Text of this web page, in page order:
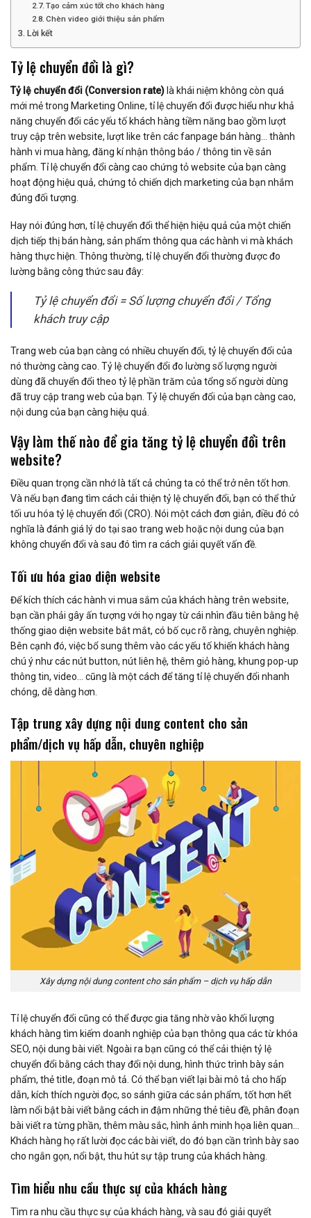
Tạo cảm xúc tốt cho khách hàng
Chèn video giới thiệu sản phẩm
Lời kết
Tỷ lệ chuyển đổi là gì?
Tỷ lệ chuyển đổi (Conversion rate) là khái niệm không còn quá
mới mẻ trong Marketing Online, tỉ lệ chuyển đổi được hiểu như khả
năng chuyển đổi các yếu tố khách hàng tiềm năng bao gồm lượt
truy cập trên website, lượt like trên các fanpage bán hàng… thành
hành vi mua hàng, đăng kí nhận thông báo / thông tin về sản
phẩm. Tỉ lệ chuyển đổi càng cao chứng tỏ website của bạn càng
hoạt động hiệu quả, chứng tỏ chiến dịch marketing của bạn nhắm
đúng đối tượng.
Hay nói đúng hơn, tỉ lệ chuyển đổi thể hiện hiệu quả của một chiến
dịch tiếp thị bán hàng, sản phẩm thông qua các hành vi mà khách
hàng thực hiện. Thông thường, tỉ lệ chuyển đổi thường được đo
lường bằng công thức sau đây:
Tỷ lệ chuyển đổi = Số lượng chuyển đổi / Tổng
khách truy cập
Trang web của bạn càng có nhiều chuyển đổi, tỷ lệ chuyển đổi của
nó thường càng cao. Tỷ lệ chuyển đổi đo lường số lượng người
dùng đã chuyển đổi theo tỷ lệ phần trăm của tổng số người dùng
đã truy cập trang web của bạn. Tỷ lệ chuyển đổi của bạn càng cao,
nội dung của bạn càng hiệu quả.
Vậy làm thế nào để gia tăng tỷ lệ chuyển đổi trên
website?
Điều quan trọng cần nhớ là tất cả chúng ta có thể trở nên tốt hơn.
Và nếu bạn đang tìm cách cải thiện tỷ lệ chuyển đổi, bạn có thể thử
tối ưu hóa tỷ lệ chuyển đổi (CRO). Nói một cách đơn giản, điều đó có
nghĩa là đánh giá lý do tại sao trang web hoặc nội dung của bạn
không chuyển đổi và sau đó tìm ra cách giải quyết vấn đề.
Tối ưu hóa giao diện website
Để kích thích các hành vi mua sắm của khách hàng trên website,
bạn cần phải gây ấn tượng với họ ngay từ cái nhìn đầu tiên bằng hệ
thống giao diện website bắt mắt, có bố cục rõ ràng, chuyên nghiệp.
Bên cạnh đó, việc bổ sung thêm vào các yếu tố khiến khách hàng
chú ý như các nút button, nút liên hệ, thêm giỏ hàng, khung pop-up
thông tin, video… cũng là một cách để tăng tỉ lệ chuyển đổi nhanh
chóng, dễ dàng hơn.
Tập trung xây dựng nội dung content cho sản
phẩm/dịch vụ hấp dẫn, chuyên nghiệp
Xây dựng nội dung content cho sản phẩm – dịch vụ hấp dẫn
Tỉ lệ chuyển đổi cũng có thể được gia tăng nhờ vào khối lượng
khách hàng tìm kiếm doanh nghiệp của bạn thông qua các từ khóa
SEO, nội dung bài viết. Ngoài ra bạn cũng có thể cải thiện tỷ lệ
chuyển đổi bằng cách thay đổi nội dung, hình thức trình bày sản
phẩm, thẻ title, đoạn mô tả. Có thể bạn viết lại bài mô tả cho hấp
dẫn, kích thích người đọc, so sánh giữa các sản phẩm, tốt hơn hết
làm nổi bật bài viết bằng cách in đậm những thẻ tiêu đề, phân đoạn
bài viết ra từng phần, thêm màu sắc, hình ảnh minh họa liên quan…
Khách hàng họ rất lười đọc các bài viết, do đó bạn cần trình bày sao
cho ngắn gọn, nổi bật, thu hút sự tập trung của khách hàng.
Tìm hiểu nhu cầu thực sự của khách hàng
Tìm ra nhu cầu thực sự của khách hàng, và sau đó giải quyết